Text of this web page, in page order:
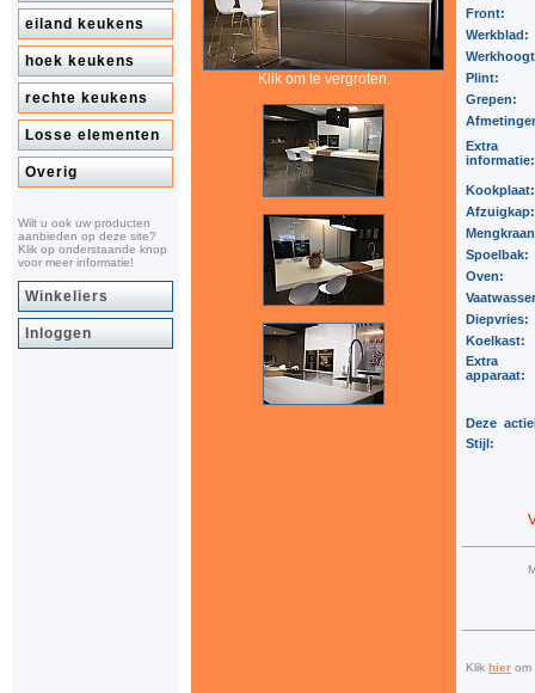
eiland keukens
hoek keukens
rechte keukens
Losse elementen
Overig
Wilt u ook uw producten
aanbieden op deze site?
Klik op onderstaande knop
voor meer informatie!
Winkeliers
Inloggen
Klik om te vergroten.
Front:
Werkblad:
Plint:
Grepen:
Extra
informatie:
Spoelbak:
Oven:
Diepvries:
Koelkast:
Extra
apparaat:
Deze
Stijl:
Klik hier om